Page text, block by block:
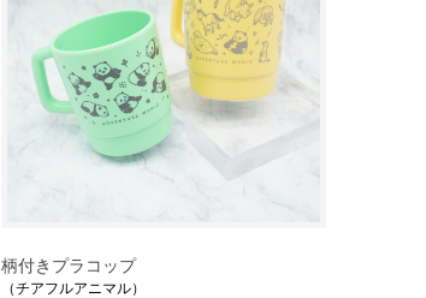
柄付きプラコップ
（チアフルアニマル）